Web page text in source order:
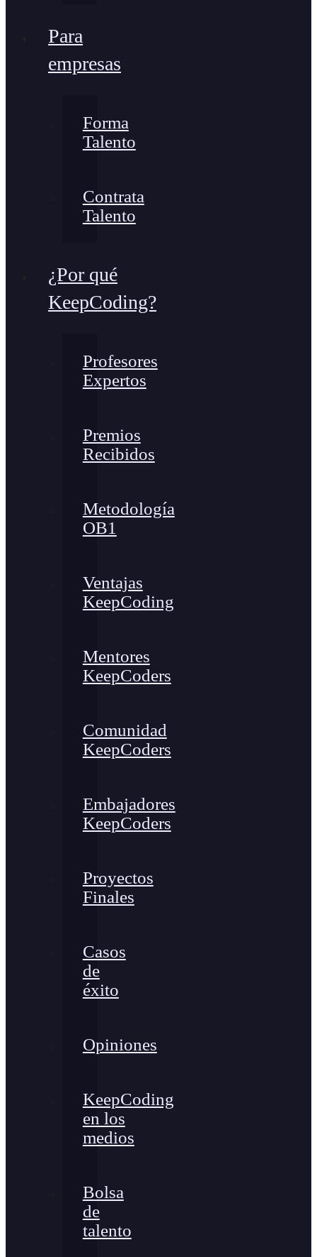
Para
empresas
Forma
Talento
Contrata
Talento
¿Por qué
KeepCoding?
Profesores
Expertos
Premios
Recibidos
Metodología
OB1
Ventajas
KeepCoding
Mentores
KeepCoders
Comunidad
KeepCoders
Embajadores
KeepCoders
Proyectos
Finales
Casos
de
éxito
Opiniones
KeepCoding
en los
medios
Bolsa
de
talento